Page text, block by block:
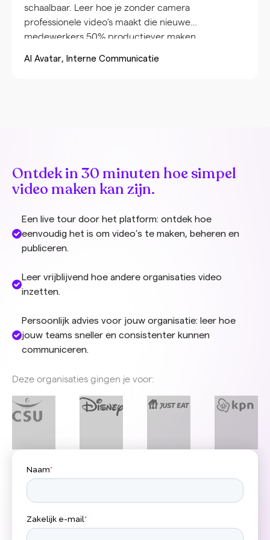
schaalbaar. Leer hoe je zonder camera
professionele video’s maakt die nieuwe
medewerkers 50% productiever maken.
AI Avatar Interne Communicatie
Ontdek in 30 minuten hoe simpel
video maken kan zijn.
Een live tour door het platform: ontdek hoe
eenvoudig het is om video’s te maken, beheren en
publiceren.
Leer vrijblijvend hoe andere organisaties video
inzetten.
Persoonlijk advies voor jouw organisatie: leer hoe
jouw teams sneller en consistenter kunnen
communiceren.
Deze organisaties gingen je voor: